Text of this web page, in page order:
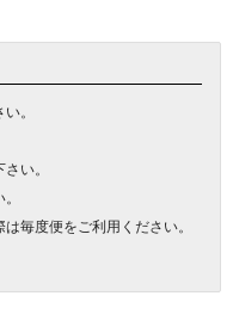
。
い。
毎度便をご利用ください。